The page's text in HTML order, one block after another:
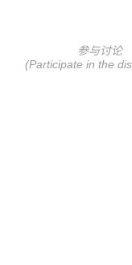
参与讨论
(Participate in the